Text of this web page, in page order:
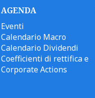
AGENDA
Eventi
Calendario Macro
Calendario Dividendi
Coefficienti di rettifica e
Corporate Actions